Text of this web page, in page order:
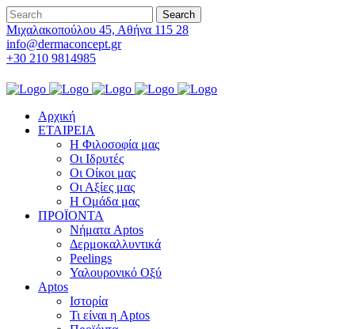
Μιχαλακοπούλου 45, Αθήνα 115 28
info@dermaconcept.gr
+30 210 9814985
Αρχική
ΕΤΑΙΡΕΙΑ
Η Φιλοσοφία μας
Οι Ιδρυτές
Οι Οίκοι μας
Οι Αξίες μας
Η Ομάδα μας
ΠΡΟΪΟΝΤΑ
Νήματα Aptos
Δερμοκαλλυντικά
Peelings
Υαλουρονικό Οξύ
Aptos
Ιστορία
Τι είναι η Aptos